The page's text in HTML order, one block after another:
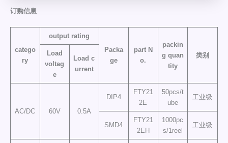
订购信息
catego
ry
output rating
Packa
ge
part N
o.
packin
g quan
tity
类别
Load
voltag
e
Load c
urrent
AC/DC 60V 0.5A
DIP4
FTY21
2E
50pcs/t
ube
工业级
SMD4
FTY21
2EH
1000pc
s/1reel
工业级